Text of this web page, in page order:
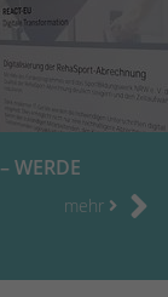
WERDE
mehr